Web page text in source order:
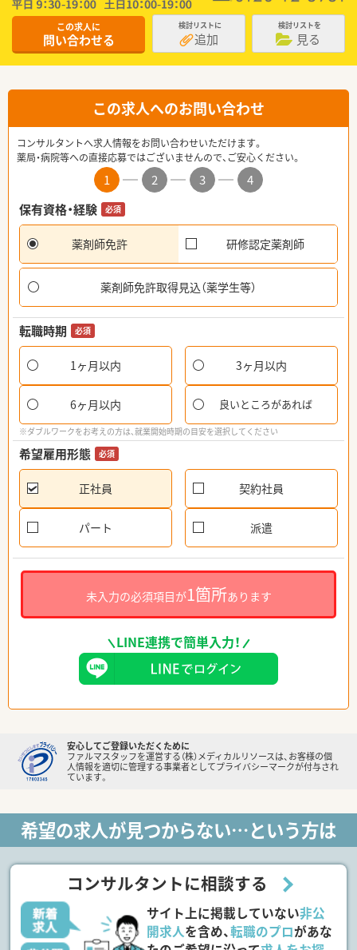
この求人に
問い合わせる
検討リストに
追加
検討リストを
見る
この求人へのお問い合わせ
コンサルタントへ求人情報をお問い合わせいただけます。
薬局・病院等への直接応募ではございませんので、ご安心ください。
1 2 3
4
保有資格・経験
必須
薬剤師免許 研修認定薬剤師
薬剤師免許取得見込（薬学生等）
転職時期 必須
1ヶ月以内 3ヶ月以内
6ヶ月以内 良いところがあれば
※ダブルワークをお考えの方は、就業開始時期の目安を選択してください
希望雇用形態 必須
正社員 契約社員
パート 派遣
未入力の必須項目が1箇所あります
LINE連携で簡単入力！
安心してご登録いただくために
ファルマスタッフを運営する（株）メディカルリソースは、お客様の個
人情報を適切に管理する事業者としてプライバシーマークが付与され
ています。
希望の求人が見つからない…という方は
コンサルタントに相談する
サイト上に掲載していない非公
開求人を含め、転職のプロがあな